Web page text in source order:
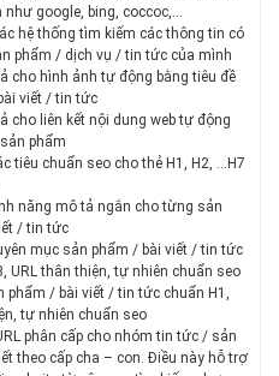
như google, bing, coccoc,…
hệ thống tìm kiếm các thông tin có
phẩm / dịch vụ / tin tức của mình
cho hình ảnh tự động bằng tiêu đề
viết / tin tức
cho liên kết nội dung web tự động
phẩm
tiêu chuẩn seo cho thẻ H1, H2, …H7
năng mô tả ngắn cho từng sản
/ tin tức
mục sản phẩm / bài viết / tin tức
URL thân thiện, tự nhiên chuẩn seo
phẩm / bài viết / tin tức chuẩn H1,
tự nhiên chuẩn seo
phân cấp cho nhóm tin tức / sản
theo cấp cha – con. Điều này hỗ trợ